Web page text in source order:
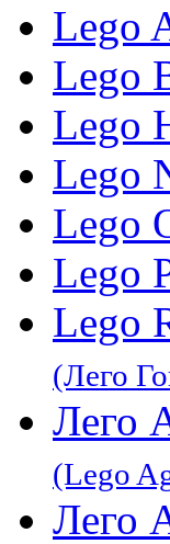
Lego
Lego
Lego
Lego
Lego
Lego
Lego
(Лего
Лего
(Lego
Лего